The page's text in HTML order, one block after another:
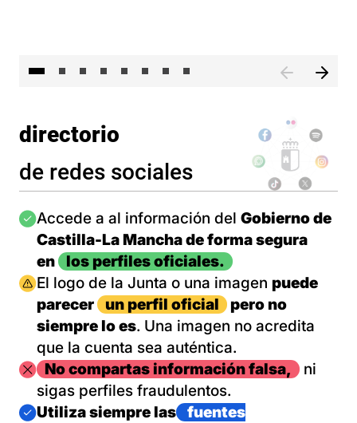
directorio
de redes sociales
Imagen
Accede a al información del Gobierno de
Castilla-La Mancha de forma segura
en
los perfiles oficiales.
Imagen
El logo de la Junta o una imagen puede
parecer
un perfil oficial
pero no
siempre lo es. Una imagen no acredita
que la cuenta sea auténtica.
ImagenNo compartas información falsa,
ni
sigas perfiles fraudulentos.
Imagen
Utiliza siempre las
fuentes